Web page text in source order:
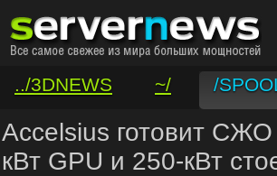
../3DNEWS ~/ /
/VAR/CONTACT
Accelsius готовит
кВт GPU и 250-кВт